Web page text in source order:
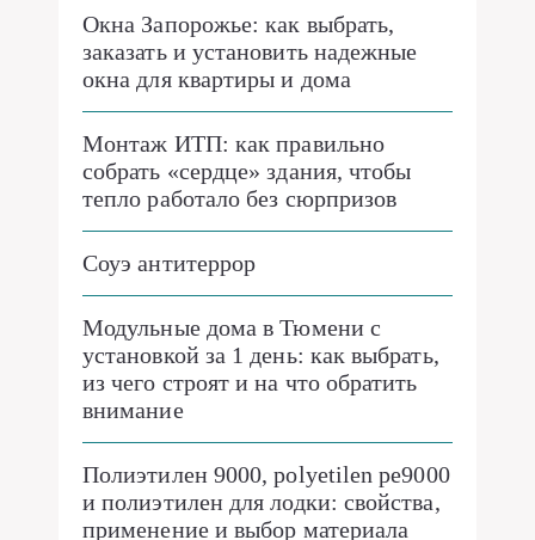
Окна Запорожье: как выбрать,
заказать и установить надежные
окна для квартиры и дома
Монтаж ИТП: как правильно
собрать «сердце» здания, чтобы
тепло работало без сюрпризов
Соуэ антитеррор
Модульные дома в Тюмени с
установкой за 1 день: как выбрать,
из чего строят и на что обратить
внимание
Полиэтилен 9000, polyetilen pe9000
и полиэтилен для лодки: свойства,
применение и выбор материала